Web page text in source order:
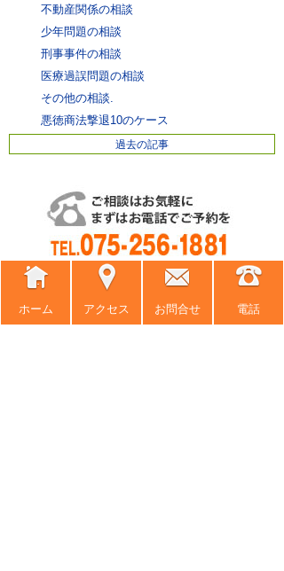
不動産関係の相談
少年問題の相談
刑事事件の相談
医療過誤問題の相談
その他の相談.
悪徳商法撃退10のケース
過去の記事
ホーム アクセス お問合せ 電話